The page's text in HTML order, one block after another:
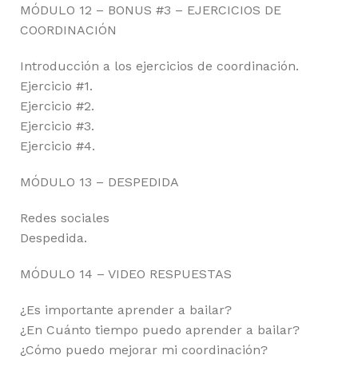
MÓDULO 12 – BONUS #3 – EJERCICIOS DE
COORDINACIÓN
Introducción a los ejercicios de coordinación.
Ejercicio #1.
Ejercicio #2.
Ejercicio #3.
Ejercicio #4.
MÓDULO 13 – DESPEDIDA
Redes sociales
Despedida.
MÓDULO 14 – VIDEO RESPUESTAS
¿Es importante aprender a bailar?
¿En Cuánto tiempo puedo aprender a bailar?
¿Cómo puedo mejorar mi coordinación?